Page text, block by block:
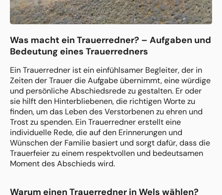
Was macht ein Trauerredner? – Aufgaben und
Bedeutung eines Trauerredners
Ein Trauerredner ist ein einfühlsamer Begleiter, der in
Zeiten der Trauer die Aufgabe übernimmt, eine würdige
und persönliche Abschiedsrede zu gestalten. Er oder
sie hilft den Hinterbliebenen, die richtigen Worte zu
finden, um das Leben des Verstorbenen zu ehren und
Trost zu spenden. Ein Trauerredner erstellt eine
individuelle Rede, die auf den Erinnerungen und
Wünschen der Familie basiert und sorgt dafür, dass die
Trauerfeier zu einem respektvollen und bedeutsamen
Moment des Abschieds wird.
Warum einen Trauerredner in Wels wählen?